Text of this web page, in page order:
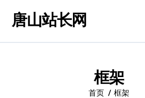
唐山站长网
框架
首页 框架